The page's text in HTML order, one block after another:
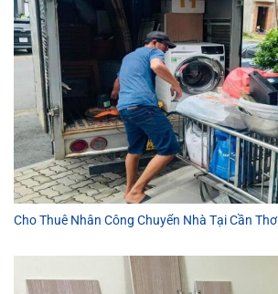
Cho Thuê Nhân Công Chuyển Nhà Tại Cần Thơ